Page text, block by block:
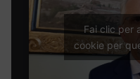
Fai clic per
cookie per